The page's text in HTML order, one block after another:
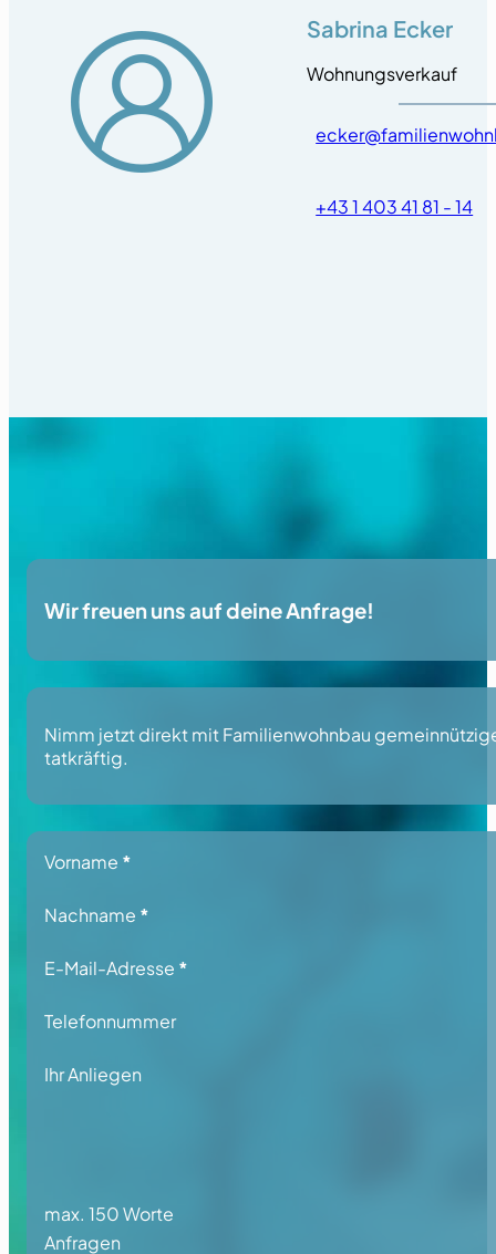
Sabrina Ecker
Wohnungsverkauf
+43 1 403 41 81 - 14
Wir freuen uns auf deine Anfrage!
Nimm jetzt direkt mit Familienwohnbau
tatkräftig.
Section
Vorname *
Nachname *
E-Mail-Adresse *
Telefonnummer
Ihr Anliegen
max. 150 Worte
Anfragen